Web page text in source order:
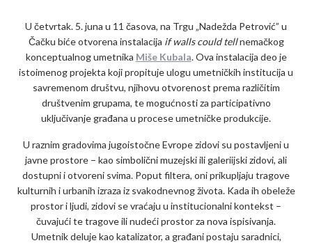
U četvrtak. 5. juna u 11 časova, na Trgu „Nadežda Petrović” u
Čačku biće otvorena instalacija if walls could tellnemačkog
konceptualnog umetnika Miše Kubala. Ova instalacija deo je
istoimenog projekta koji propituje ulogu umetničkih institucija u
savremenom društvu, njihovu otvorenost prema različitim
društvenim grupama, te mogućnosti za participativno
uključivanje građana u procese umetničke produkcije.
U raznim gradovima jugoistočne Evrope zidovi su postavljeni u
javne prostore – kao simbolični muzejski ili galeriijski zidovi, ali
dostupni i otvoreni svima. Poput filtera, oni prikupljaju tragove
kulturnih i urbanih izraza iz svakodnevnog života. Kada ih obeleže
prostor i ljudi, zidovi se vraćaju u institucionalni kontekst –
čuvajući te tragove ili nudeći prostor za nova ispisivanja.
Umetnik deluje kao katalizator, a građani postaju saradnici,